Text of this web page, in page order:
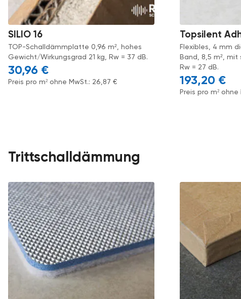
SILIO 16
TOP-Schalldämmplatte 0,96 m², hohes
Gewicht/Wirkungsgrad 21 kg, Rw = 37 dB.
30,96 €
Preis pro m² ohne MwSt.: 26,87 €
Topsilent
Flexibles, 4 mm
Band, 8,5 m²,
Rw = 27 dB.
193,20 €
Preis pro m²
Trittschalldämmung